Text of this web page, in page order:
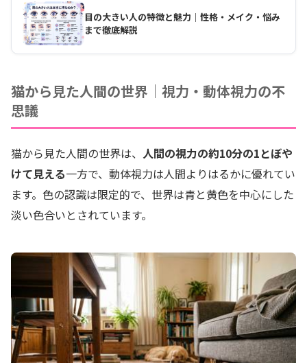
目の大きい人の特徴と魅力｜性格・メイク・悩み
まで徹底解説
猫から見た人間の世界｜視力・動体視力の不
思議
猫から見た人間の世界は、 人間の視力の約10分の1とぼや
けて見える一方で、動体視力は人間よりはるかに優れてい
ます。色の認識は限定的で、世界は青と黄色を中心にした
淡い色合いとされています。